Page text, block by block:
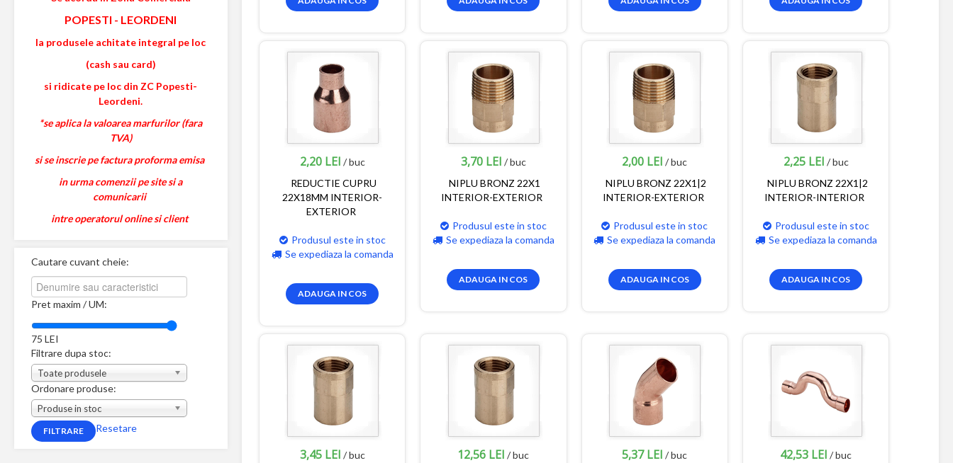
POPESTI - LEORDENI
la produsele achitate integral pe loc
(cash sau card)
si ridicate pe loc din ZC Popesti-
Leordeni.
*se aplica la valoarea marfurilor (fara
TVA)
si se inscrie pe factura proforma emisa
in urma comenzii pe site si a
comunicarii
intre operatorul online si client
Cautare cuvant cheie:
Pret maxim / UM:
75 LEI
Filtrare dupa stoc:
Toate produsele
Ordonare produse:
Produse in stoc
Resetare
2,20 LEI / buc
REDUCTIE CUPRU
22X18MM INTERIOR-
EXTERIOR
Produsul este in stoc
Se expediaza la comanda
ADAUGA IN COS
3,70 LEI / buc
NIPLU BRONZ 22X1
INTERIOR-EXTERIOR
Produsul este in stoc
Se expediaza la comanda
ADAUGA IN COS
2,00 LEI / buc
NIPLU BRONZ 22X1|2
INTERIOR-EXTERIOR
Produsul este in stoc
Se expediaza la comanda
ADAUGA IN COS
2,25 LEI / buc
NIPLU BRONZ 22X1|2
INTERIOR-INTERIOR
Produsul este in stoc
Se expediaza la comanda
ADAUGA IN COS
3,45 LEI / buc
12,56 LEI / buc
5,37 LEI / buc
42,53 LEI / buc